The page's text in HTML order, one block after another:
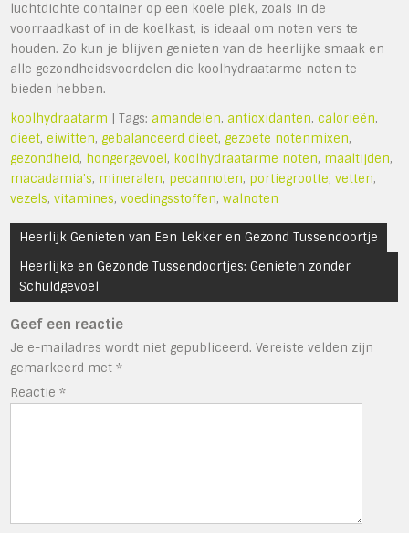
luchtdichte container op een koele plek, zoals in de
voorraadkast of in de koelkast, is ideaal om noten vers te
houden. Zo kun je blijven genieten van de heerlijke smaak en
alle gezondheidsvoordelen die koolhydraatarme noten te
bieden hebben.
koolhydraatarm | Tags: amandelen, antioxidanten,calorieën,
dieet,eiwitten,gebalanceerd dieet,gezoete notenmixen,
gezondheid, hongergevoel, koolhydraatarme noten, maaltijden,
macadamia's, mineralen, pecannoten, portiegrootte,vetten,
vezels,vitamines,voedingsstoffen,walnoten
Bericht
navigatie
Heerlijk Genieten van Een Lekker en Gezond Tussendoortje
Heerlijke en Gezonde Tussendoortjes: Genieten zonder
Schuldgevoel
Geef een reactie
Je e-mailadres wordt niet gepubliceerd. Vereiste velden zijn
gemarkeerd met*
Reactie*